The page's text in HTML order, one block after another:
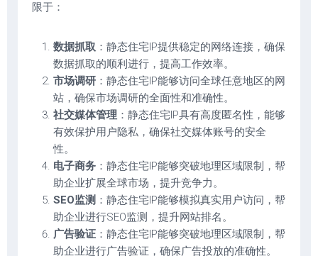
限于：
数据抓取 ：静态住宅IP提供稳定的网络连接，确保
数据抓取的顺利进行，提高工作效率。
市场调研 ：静态住宅IP能够访问全球任意地区的网
站，确保市场调研的全面性和准确性。
社交媒体管理 ：静态住宅IP具有高度匿名性，能够
有效保护用户隐私，确保社交媒体账号的安全
性。
电子商务 ：静态住宅IP能够突破地理区域限制，帮
助企业扩展全球市场，提升竞争力。
SEO监测 ：静态住宅IP能够模拟真实用户访问，帮
助企业进行SEO监测，提升网站排名。
广告验证 ：静态住宅IP能够突破地理区域限制，帮
助企业进行广告验证，确保广告投放的准确性。